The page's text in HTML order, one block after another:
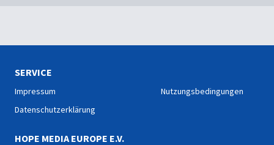
SERVICE
Impressum
Datenschutzerklärung
Nutzungsbedingungen
HOPE MEDIA EUROPE E.V.